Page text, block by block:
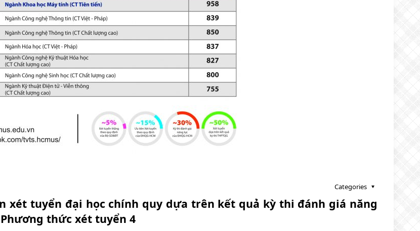
Categories
xét tuyển đại học chính quy dựa trên kết quả kỳ thi đánh giá năng
Phương thức xét tuyển 4